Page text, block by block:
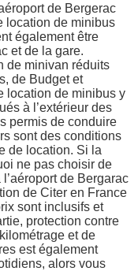
de Bergerac
location de minibus
également être
et de la gare.
de minivan réduits
de Budget et
location de minibus y
à l’extérieur des
permis de conduire
sont des conditions
de location. Si la
ne pas choisir de
de Bergarac
de Citer en France
sont inclusifs et
protection contre
et de
est également
alors vous